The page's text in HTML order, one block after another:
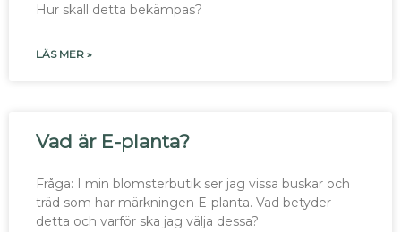
Hur skall detta bekämpas?
LÄS MER »
Vad är E-planta?
Fråga: I min blomsterbutik ser jag vissa buskar och
träd som har märkningen E-planta. Vad betyder
detta och varför ska jag välja dessa?